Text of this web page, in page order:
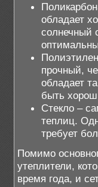
обладает
солнечный
прочный,
обладает
быть
Стекло –
теплиц.
требует
Помимо
утеплители,
время года, и